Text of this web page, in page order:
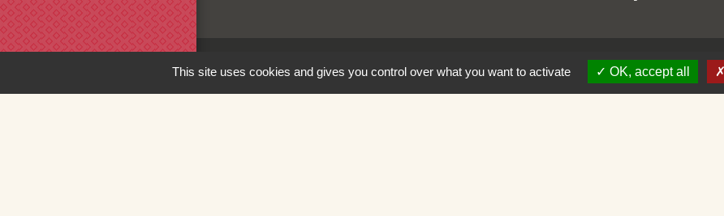
Liens
This site uses cookies and gives you control over what you want to activate OK, accept all